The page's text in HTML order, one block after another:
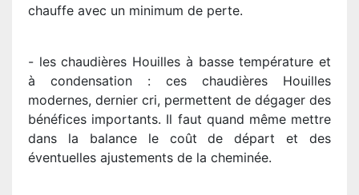
chauffe avec un minimum de perte.
- les chaudières Houilles à basse température et
à condensation : ces chaudières Houilles
modernes, dernier cri, permettent de dégager des
bénéfices importants. Il faut quand même mettre
dans la balance le coût de départ et des
éventuelles ajustements de la cheminée.